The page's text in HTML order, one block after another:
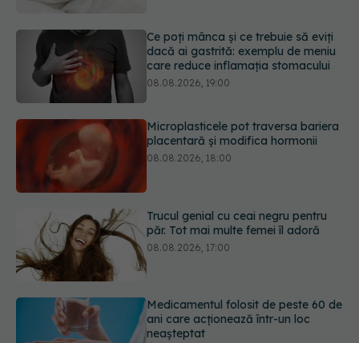
Microplasticele pot traversa bariera
placentară și modifica hormonii
08.08.2026, 18:00
Trucul genial cu ceai negru pentru
păr. Tot mai multe femei îl adoră
Medicamentul folosit de peste 60 de
ani care acționează într-un loc
Transpirații nocturne: semnul ignorat
care poate ascunde probleme
URMĂREȘTE-NE ȘI PE: